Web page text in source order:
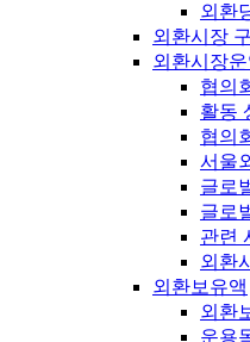
외환
외환시장
외환시장
협의
활동
협의
서울
글로
글로
관련
외환
외환보유액
외환
운용